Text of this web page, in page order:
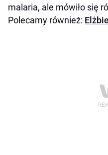
malaria, ale mówiło się
Polecamy również: